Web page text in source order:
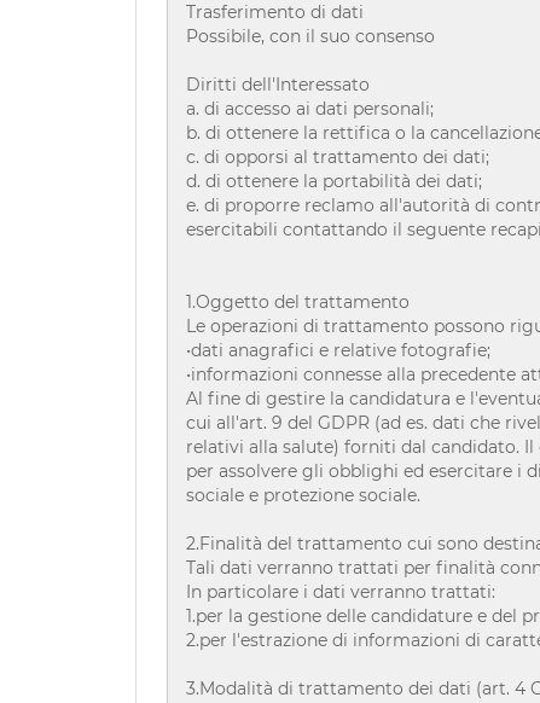
Trasferimento di dati
Possibile, con il suo consenso
Diritti dell'Interessato
a. di accesso ai dati personali;
b. di ottenere la rettifica o la
c. di opporsi al trattamento dei dati;
d. di ottenere la portabilità dei dati;
e. di proporre reclamo all'autorità di
esercitabili contattando il seguente
1.Oggetto del trattamento
Le operazioni di trattamento possono
•dati anagrafici e relative fotografie;
•informazioni connesse alla precedente
Al fine di gestire la candidatura e
cui all'art. 9 del GDPR (ad es. dati che
relativi alla salute) forniti dal candidato.
per assolvere gli obblighi ed esercitare i
sociale e protezione sociale.
2.Finalità del trattamento cui sono
Tali dati verranno trattati per finalità
In particolare i dati verranno trattati:
1.per la gestione delle candidature e del
2.per l'estrazione di informazioni di
3.Modalità di trattamento dei dati (art. 4